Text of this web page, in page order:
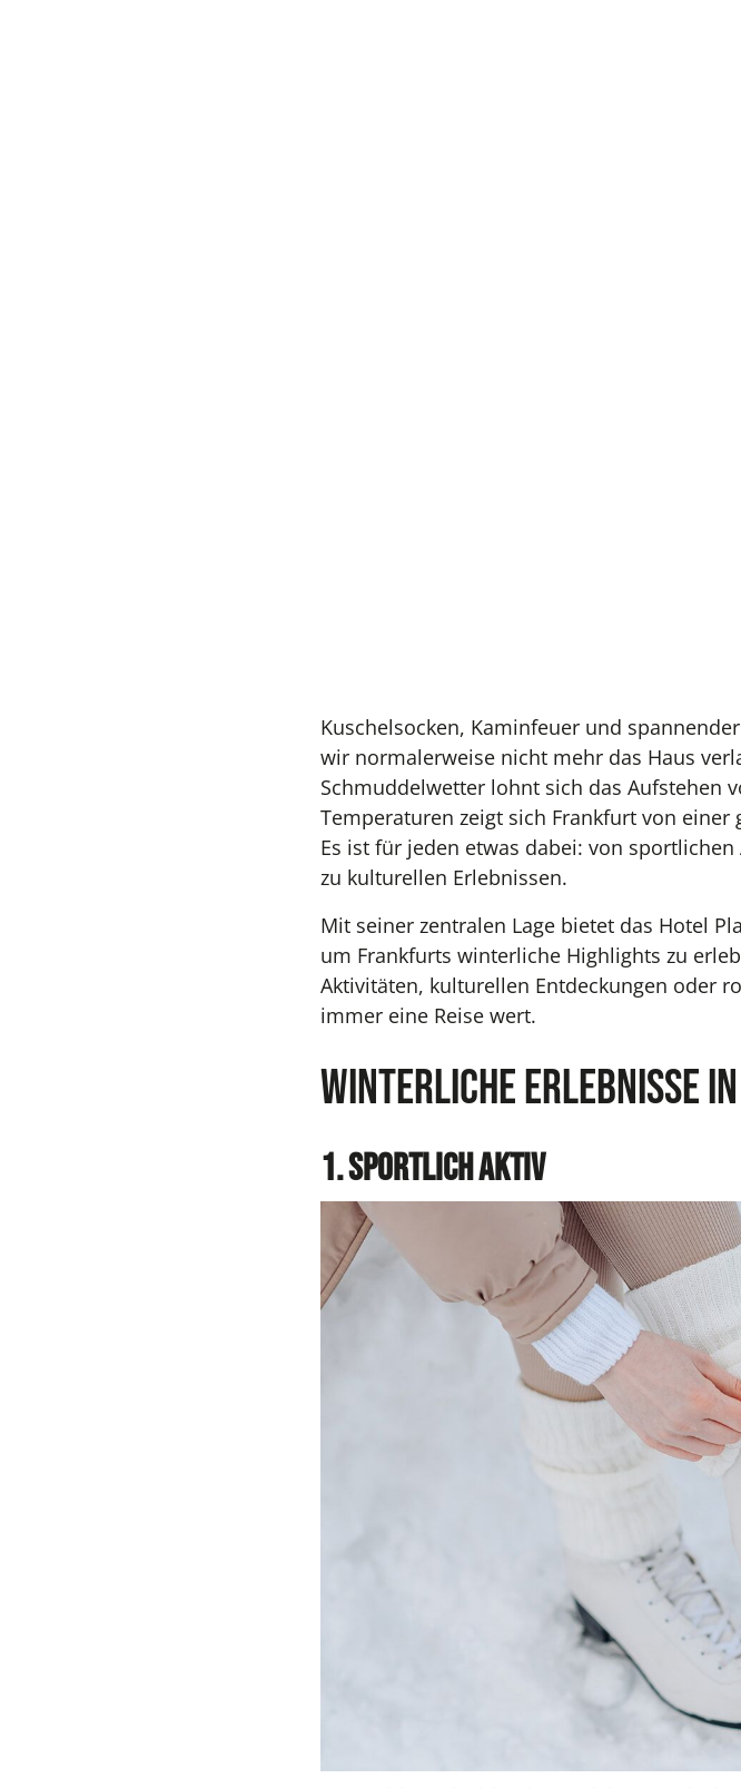
Kuschelsocken, Kaminfeuer und
wir normalerweise nicht mehr das Haus
Schmuddelwetter lohnt sich das Aufstehen
Temperaturen zeigt sich Frankfurt von einer
Es ist für jeden etwas dabei: von
zu kulturellen Erlebnissen.
Mit seiner zentralen Lage bietet das Hotel
um Frankfurts winterliche Highlights zu
Aktivitäten, kulturellen Entdeckungen oder
immer eine Reise wert.
Winterliche Erlebnisse
1. Sportlich aktiv